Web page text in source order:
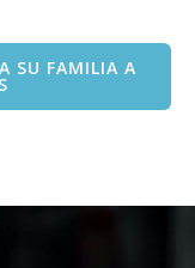
SU FAMILIA A